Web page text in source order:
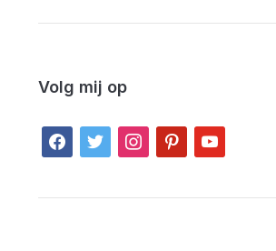
Volg mij op
facebook
twitter instagrampinterestyoutube